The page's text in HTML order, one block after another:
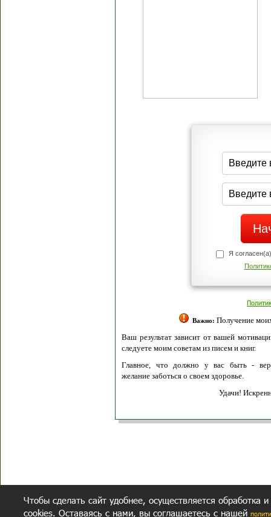
Я
Важно: Получение
Ваш результат зависит от вашей
следуете моим советам из писем и книг.
Главное, что должно у вас быть -
желание заботься о своем здоровье.
Удачи!
Чтобы сделать сайт удобнее, осуществляется обработка
cookies. Оставаясь с нами, вы соглашаетесь с нашей